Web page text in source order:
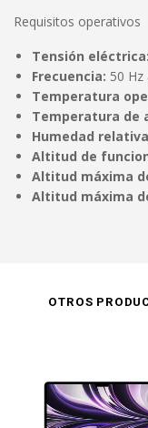
Requisitos operativos
Tensión eléctrica:
Frecuencia: 50 Hz
Temperatura
Temperatura de
Humedad
Altitud de
Altitud máxima
Altitud máxima
OTROS